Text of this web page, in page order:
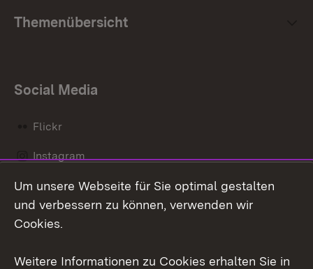
Themenübersicht
Social Media
Flickr
Instagram
Social Wall
Um unsere Webseite für Sie optimal gestalten
und verbessern zu können, verwenden wir
Cookies.
Weitere Informationen zu Cookies erhalten Sie in